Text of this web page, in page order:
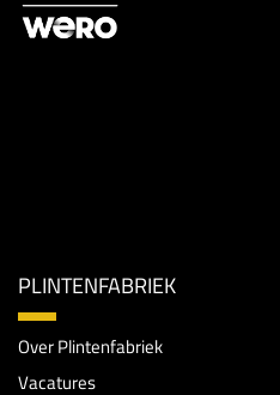
PLINTENFABRIEK
Over Plintenfabriek
Vacatures